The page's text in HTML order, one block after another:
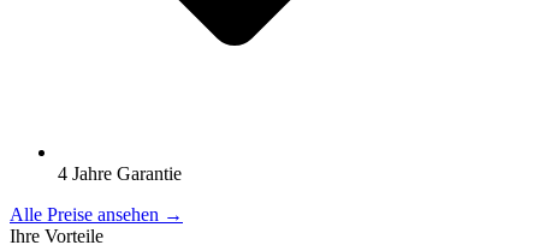
4 Jahre Garantie
Alle Preise ansehen →
Ihre Vorteile